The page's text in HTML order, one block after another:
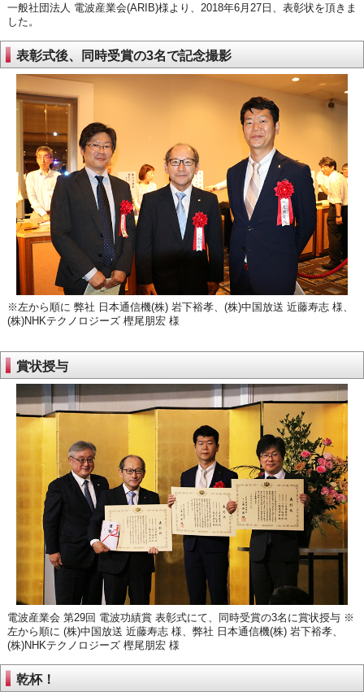
一般社団法人 電波産業会(ARIB)様より、2018年6月27日、表彰状を頂きま
した。
表彰式後、同時受賞の3名で記念撮影
※左から順に 弊社 日本通信機(株) 岩下裕孝、(株)中国放送 近藤寿志 様、
(株)NHKテクノロジーズ 樫尾朋宏 様
賞状授与
電波産業会 第29回 電波功績賞 表彰式にて、同時受賞の3名に賞状授与 ※
左から順に (株)中国放送 近藤寿志 様、弊社 日本通信機(株) 岩下裕孝、
(株)NHKテクノロジーズ 樫尾朋宏 様
乾杯！